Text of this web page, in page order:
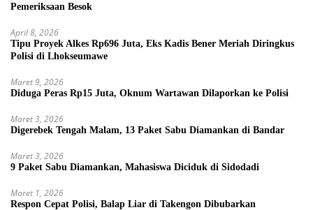
Pemeriksaan Besok
April 8, 2026
Tipu Proyek Alkes Rp696 Juta, Eks Kadis Bener Meriah Diringkus
Polisi di Lhokseumawe
Maret 9, 2026
Diduga Peras Rp15 Juta, Oknum Wartawan Dilaporkan ke Polisi
Maret 3, 2026
Digerebek Tengah Malam, 13 Paket Sabu Diamankan di Bandar
Maret 3, 2026
9 Paket Sabu Diamankan, Mahasiswa Diciduk di Sidodadi
Maret 1, 2026
Respon Cepat Polisi, Balap Liar di Takengon Dibubarkan